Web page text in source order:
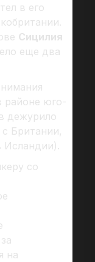
в его
Сицилия
еще два
районе юго-
дежурило
с Британии,
Исландии).
со
на